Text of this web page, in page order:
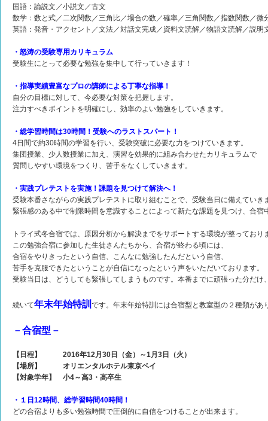
国語：論説文／小説文／古文
数学：数と式／二次関数／三角比／場合の数／確率／三角関数／指数関数／微
英語：発音・アクセント／文法／対話文完成／資料文読解／物語文読解／説明
・怒涛の受験専用カリキュラム
受験生にとって必要な勉強を集中して行っていきます！
・指導実績豊富なプロの講師による丁寧な指導！
自分の目標に対して、今必要な対策を把握します。
注力すべきポイントを明確にし、効率のよい勉強をしていきます。
・総学習時間は30時間！受験へのラストスパート！
4日間で約30時間の学習を行い、受験突破に必要な力をつけていきます。
集団授業、少人数授業に加え、演習を効果的に組み合わせたカリキュラムで
質問しやすい環境をつくり、苦手をなくしていきます。
・実践プレテストを実施！課題を見つけて解決へ！
受験本番さながらの実践プレテストに取り組むことで、受験当日に備えていき
緊張感のある中で制限時間を意識することによって新たな課題を見つけ、合宿
トライ式冬合宿では、原因分析から解決までをサポートする環境が整っており
この勉強合宿に参加した生徒さんたちから、合宿が終わる頃には、
合宿をやりきったという自信、こんなに勉強したんだという自信、
苦手を克服できたということが自信になったという声をいただいております。
受験当日は、どうしても緊張してしまうものです。本番までに頑張った分だけ
続いて年末年始特訓 です。年末年始特訓には合宿型と教室型の２種類があ
－合宿型－
【日程】 2016年12月30日（金）～1月3日（火）
【場所】 オリエンタルホテル東京ベイ
【対象学年】 小4～高3・高卒生
・１日12時間、総学習時間40時間！
どの合宿よりも多い勉強時間で圧倒的に自信をつけることが出来ます。